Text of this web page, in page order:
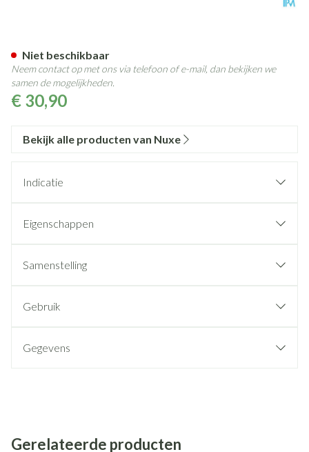
€ 30,90
Niet beschikbaar
Neem contact op met ons via telefoon of e-mail, dan bekijken we
samen de mogelijkheden.
Bekijk alle producten van Nuxe
Indicatie
Eigenschappen
Samenstelling
Gebruik
Gegevens
Gerelateerde producten